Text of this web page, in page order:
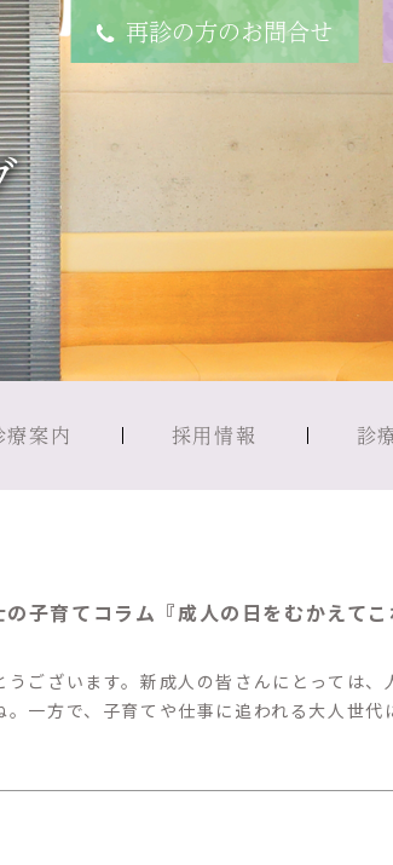
再診の方のお問合せ
療案内 採用情報 診
子育てコラム『成人の日をむかえてこ
うございます。新成人の皆さんにとっては、
。一方で、子育てや仕事に追われる大人世